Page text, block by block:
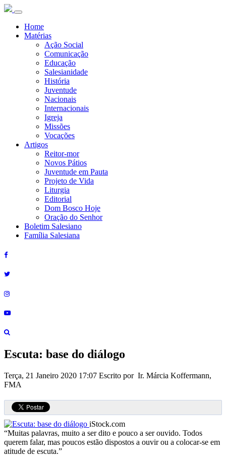
Home
Matérias
Ação Social
Comunicação
Educação
Salesianidade
História
Juventude
Nacionais
Internacionais
Igreja
Missões
Vocações
Artigos
Reitor-mor
Novos Pátios
Juventude em Pauta
Projeto de Vida
Liturgia
Editorial
Dom Bosco Hoje
Oração do Senhor
Boletim Salesiano
Família Salesiana
Escuta: base do diálogo
Terça, 21 Janeiro 2020 17:07 Escrito por Ir. Márcia Koffermann,
FMA
iStock.com
“Muitas palavras, muito a ser dito e pouco a ser ouvido. Todos
querem falar, mas poucos estão dispostos a ouvir ou a colocar-se em
atitude de escuta.”